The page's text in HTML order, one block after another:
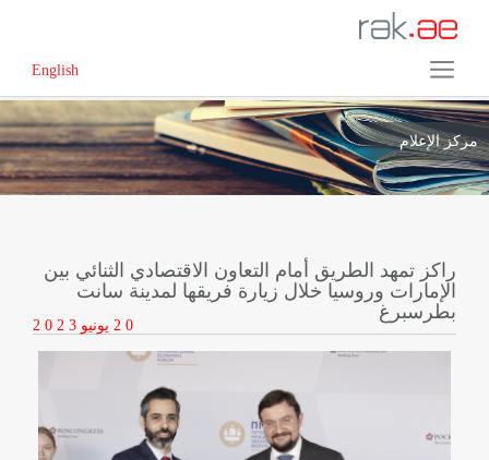
English
مركز الإعلام
راكز تمهد الطريق أمام التعاون الاقتصادي الثنائي بين
الإمارات وروسيا خلال زيارة فريقها لمدينة سانت
بطرسبرغ
2 0 2 3 2 0